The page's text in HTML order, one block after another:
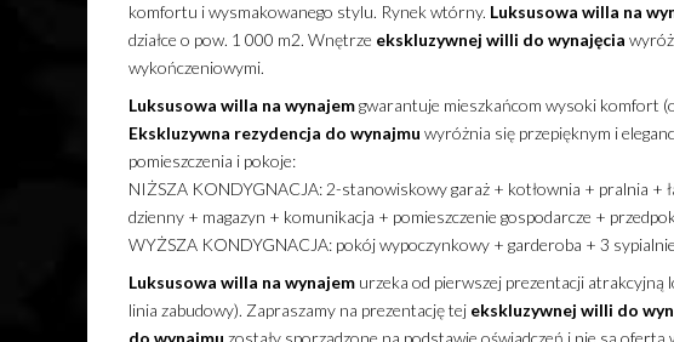
komfortu i wysmakowanego stylu. Rynek wtórny. Luksusowa willa na
działce o pow. 1 000 m2. Wnętrze ekskluzywnej willi do wynajęcia
wykończeniowymi.
Luksusowa willa na wynajemgwarantuje mieszkańcom wysoki komfort
Ekskluzywna rezydencja do wynajmu wyróżnia się przepięknym i
pomieszczenia i pokoje:
NIŻSZA KONDYGNACJA: 2-stanowiskowy garaż + kotłownia + pralnia +
dzienny + magazyn + komunikacja + pomieszczenie gospodarcze +
WYŻSZA KONDYGNACJA: pokój wypoczynkowy + garderoba + 3
Luksusowa willa na wynajem urzeka od pierwszej prezentacji atrakcyjną
linia zabudowy). Zapraszamy na prezentację tej ekskluzywnej willi do